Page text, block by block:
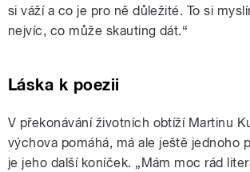
si váží a co je pro ně důležité. To si
nejvíc, co může skauting dát.“
Láska k poezii
V překonávání životních obtíží Martinu
výchova pomáhá, má ale ještě jednoho
je jeho další koníček. „Mám moc rád